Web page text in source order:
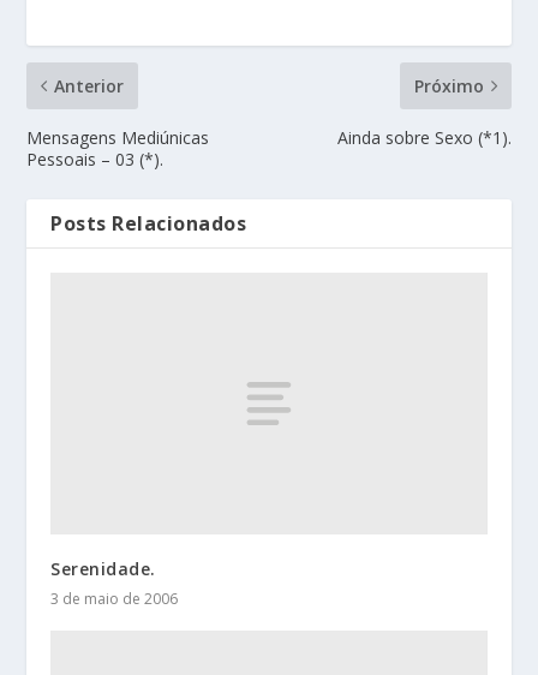
Anterior
Mensagens Mediúnicas
Pessoais – 03 (*).
Próximo
Ainda sobre Sexo (*1).
Posts Relacionados
Serenidade.
3 de maio de 2006